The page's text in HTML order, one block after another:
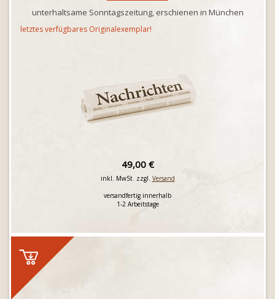
unterhaltsame Sonntagszeitung, erschienen in München
letztes verfügbares Originalexemplar!
49,00 €
inkl. MwSt. zzgl. Versand
versandfertig innerhalb
1-2 Arbeitstage